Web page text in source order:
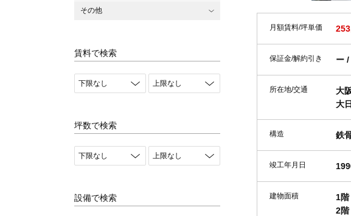
月額賃料/坪単価
保証金/解約引き ー
所在地/交通
大
大
構造 鉄
竣工年月日
建物面積 1階
2階
その他
賃料で検索
坪数で検索
設備で検索